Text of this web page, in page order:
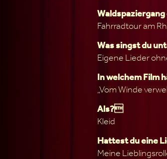
Fahrradtour am
Was singst du
Eigene Lieder
In welchem Film
„Vom Winde
Als?
Kleid
Hattest du eine
Meine